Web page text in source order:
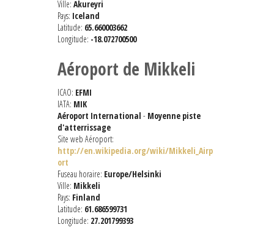
Ville: Akureyri
Pays: Iceland
Latitude: 65.660003662
Longitude: -18.072700500
Aéroport de Mikkeli
ICAO: EFMI
IATA: MIK
Aéroport International - Moyenne piste
d'atterrissage
Site web Aéroport:
http://en.wikipedia.org/wiki/Mikkeli_Airp
ort
Fuseau horaire: Europe/Helsinki
Ville: Mikkeli
Pays: Finland
Latitude: 61.686599731
Longitude: 27.201799393